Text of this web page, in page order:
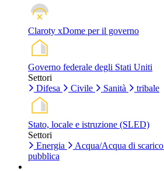
Claroty xDome per il governo
Governo federale degli Stati Uniti
Settori
Difesa
Civile Sanità tribale
Stato, locale e istruzione (SLED)
Settori
Energia
Acqua/Acqua di scarico
pubblica